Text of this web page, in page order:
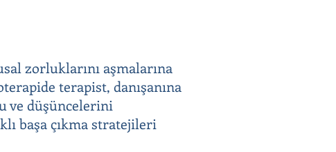
zorluklarını aşmalarına
terapist, danışanına
ve düşüncelerini
başa çıkma stratejileri